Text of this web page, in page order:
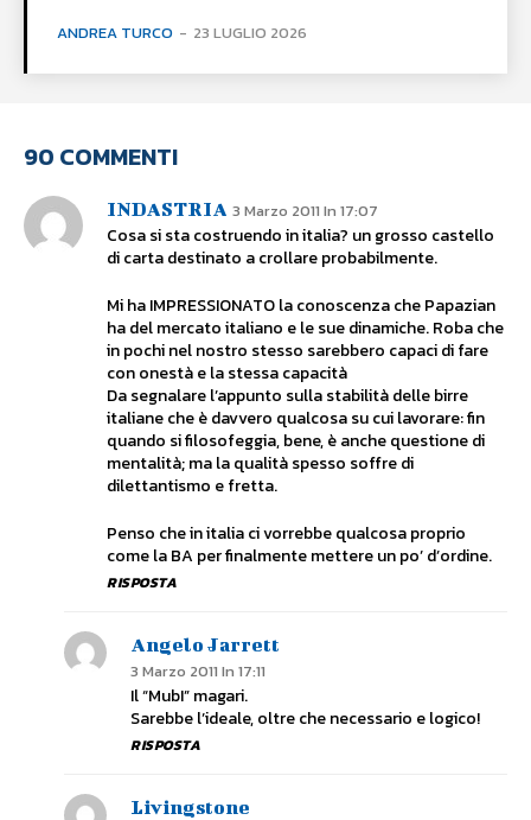
ANDREA TURCO - 23 LUGLIO 2026
90 COMMENTI
INDASTRIA 3 Marzo 2011 In 17:07
Cosa si sta costruendo in italia? un grosso castello
di carta destinato a crollare probabilmente.
Mi ha IMPRESSIONATO la conoscenza che Papazian
ha del mercato italiano e le sue dinamiche. Roba che
in pochi nel nostro stesso sarebbero capaci di fare
con onestà e la stessa capacità
Da segnalare l’appunto sulla stabilità delle birre
italiane che è davvero qualcosa su cui lavorare: fin
quando si filosofeggia, bene, è anche questione di
mentalità; ma la qualità spesso soffre di
dilettantismo e fretta.
Penso che in italia ci vorrebbe qualcosa proprio
come la BA per finalmente mettere un po’ d’ordine.
RISPOSTA
Angelo Jarrett
3 Marzo 2011 In 17:11
Il “MubI” magari.
Sarebbe l’ideale, oltre che necessario e logico!
RISPOSTA
Livingstone